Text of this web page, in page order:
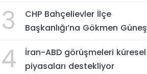
3
CHP Bahçelievler İlçe
Başkanlığı’na Gökmen Güneş
4
İran-ABD görüşmeleri küresel
piyasaları destekliyor